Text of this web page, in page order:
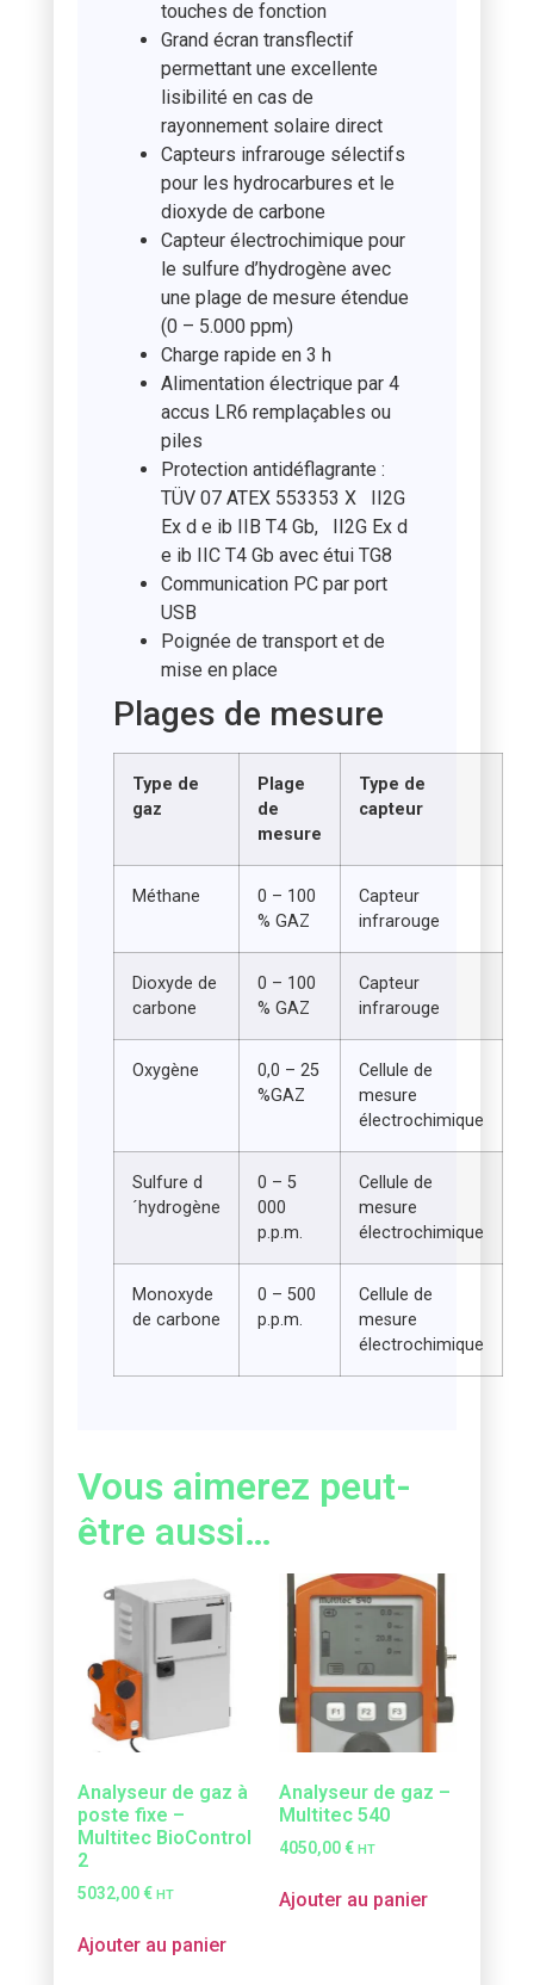
touches de fonction
Grand écran transflectif
permettant une excellente
lisibilité en cas de
rayonnement solaire direct
Capteurs infrarouge sélectifs
pour les hydrocarbures et le
dioxyde de carbone
Capteur électrochimique pour
le sulfure d’hydrogène avec
une plage de mesure étendue
(0 – 5.000 ppm)
Charge rapide en 3 h
Alimentation électrique par 4
accus LR6 remplaçables ou
piles
Protection antidéflagrante :
TÜV 07 ATEX 553353 X II2G
Ex d e ib IIB T4 Gb, II2G Ex d
e ib IIC T4 Gb avec étui TG8
Communication PC par port
USB
Poignée de transport et de
mise en place
Plages de mesure
Type de
gaz
Plage
de
mesure
Type de
capteur
Méthane
0 – 100
% GAZ
Capteur
infrarouge
Dioxyde de
carbone
0 – 100
% GAZ
Capteur
infrarouge
Oxygène
0,0 – 25
%GAZ
Cellule de
mesure
électrochimique
Sulfure d
´hydrogène
0 – 5
000
p.p.m.
Cellule de
mesure
électrochimique
Monoxyde
de carbone
0 – 500
p.p.m.
Cellule de
mesure
électrochimique
Vous aimerez peut-
être aussi…
Analyseur de gaz à
poste fixe –
Multitec BioControl
2
5032,00 € HT
Ajouter au panier
Analyseur de gaz –
Multitec 540
4050,00 € HT
Ajouter au panier